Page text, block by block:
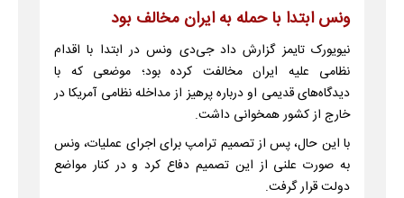
ونس ابتدا با حمله به ایران مخالف بود
نیویورک تایمز گزارش داد جی‌دی ونس در ابتدا با اقدام
نظامی علیه ایران مخالفت کرده بود؛ موضعی که با
دیدگاه‌های قدیمی او درباره پرهیز از مداخله نظامی آمریکا در
خارج از کشور همخوانی داشت.
با این حال، پس از تصمیم ترامپ برای اجرای عملیات، ونس
به صورت علنی از این تصمیم دفاع کرد و در کنار مواضع
دولت قرار گرفت.